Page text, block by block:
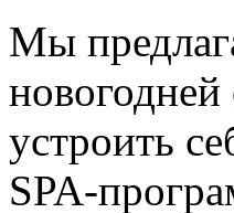
Мы
устроить
SPA-